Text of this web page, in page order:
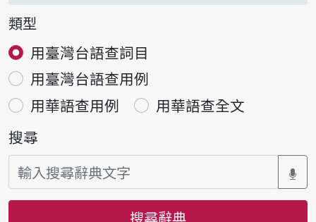
類型
用臺灣台語查詞目
用臺灣台語查用例
用華語查用例
用華語查全文
搜尋
搜尋辭典